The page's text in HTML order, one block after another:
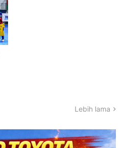
Lebih lama